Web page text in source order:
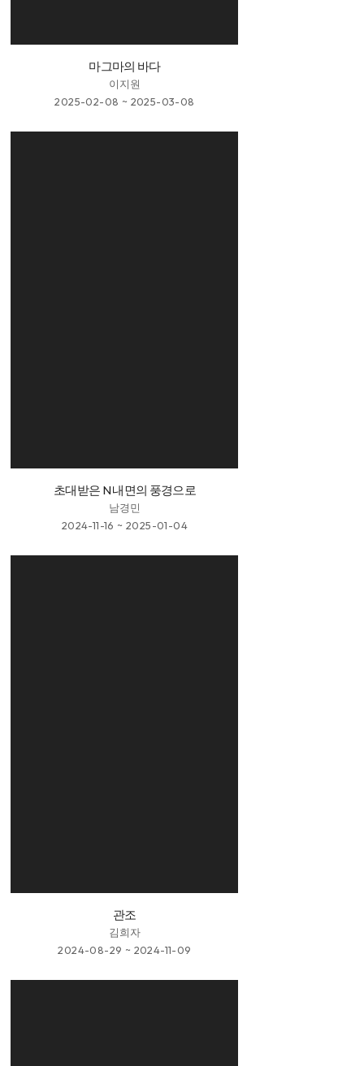
마그마의 바다
이지원
2025-02-08 ~ 2025-03-08
초대받은 N 내면의 풍경으로
남경민
2024-11-16 ~ 2025-01-04
관조
김희자
2024-08-29 ~ 2024-11-09